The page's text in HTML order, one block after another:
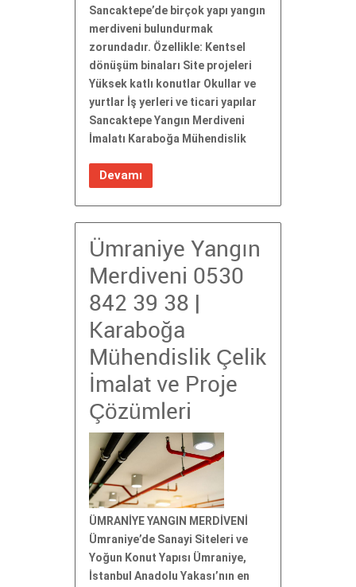
Sancaktepe’de birçok yapı yangın
merdiveni bulundurmak
zorundadır. Özellikle: Kentsel
dönüşüm binaları Site projeleri
Yüksek katlı konutlar Okullar ve
yurtlar İş yerleri ve ticari yapılar
Sancaktepe Yangın Merdiveni
İmalatı Karaboğa Mühendislik
Devamı
Ümraniye Yangın
Merdiveni 0530
842 39 38 |
Karaboğa
Mühendislik Çelik
İmalat ve Proje
Çözümleri
ÜMRANİYE YANGIN MERDİVENİ
Ümraniye’de Sanayi Siteleri ve
Yoğun Konut Yapısı Ümraniye,
İstanbul Anadolu Yakası’nın en